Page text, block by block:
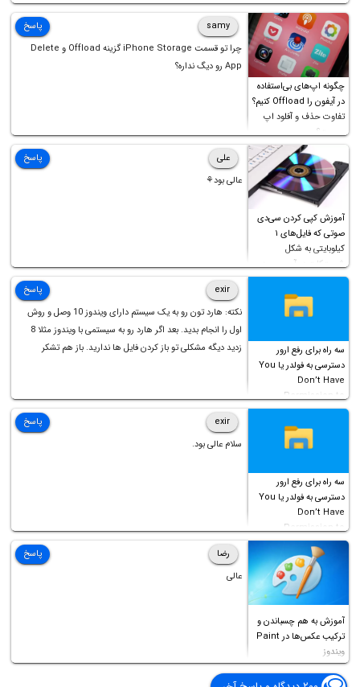
چگونه اپ‌های بی‌استفاده
در آیفون را Offload کنیم؟
تفاوت حذف و آفلود اپ
چیست؟
samy
چرا تو قسمت iPhone Storage گزینه Offload و Delete
App رو دیگ نداره؟
پاسخ
آموزش کپی کردن سی‌دی
صوتی که فایل‌های ۱
کیلوبایتی به شکل
شورت‌کات در آن موجود
است!
علی
عالی بود⚘
پاسخ
سه راه برای رفع ارور
دسترسی به فولدر یا You
Don’t Have
Permission to
Access this folder
exir
نکته: هارد تون رو به یک سیستم دارای ویندوز 10 وصل و روش
اول را انجام بدید. بعد اگر هارد رو به سیستمی با ویندوز مثلا 8
زدید دیگه مشکلی تو باز کردن فایل ها ندارید. باز هم تشکر
پاسخ
سه راه برای رفع ارور
دسترسی به فولدر یا You
Don’t Have
Permission to
Access this folder
exir
سلام عالی بود.
پاسخ
آموزش به هم چسباندن و
ترکیب عکس‌ها در Paint
ویندوز
رضا
عالی
پاسخ